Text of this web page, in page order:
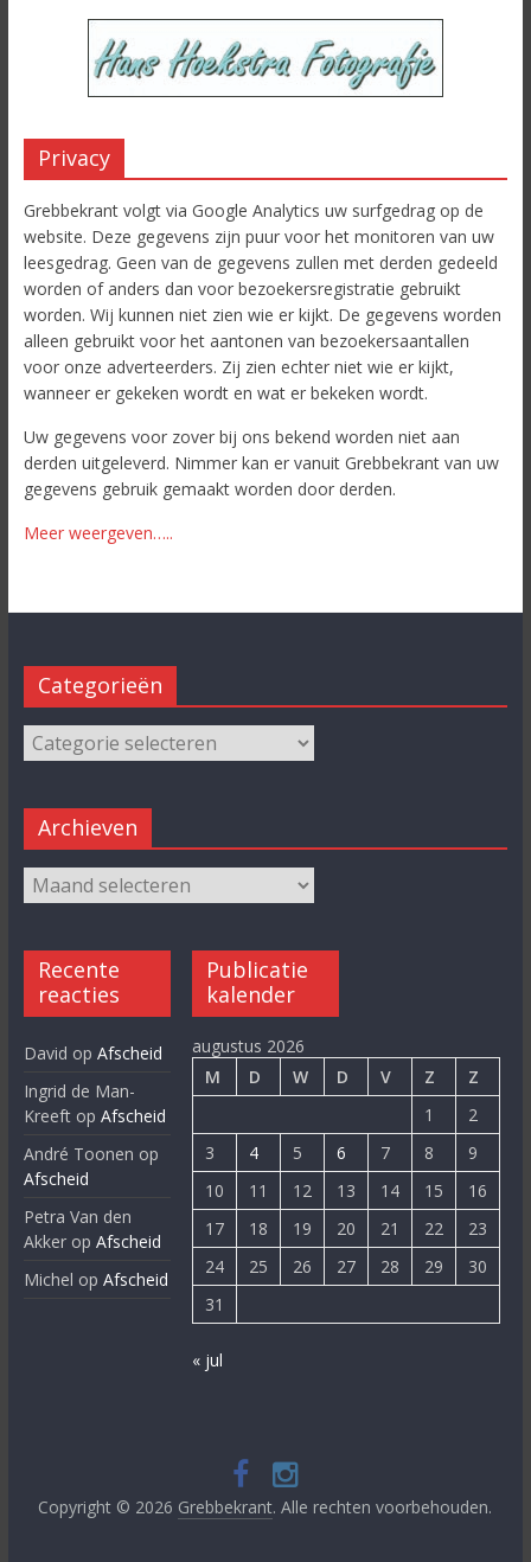
Privacy
Grebbekrant volgt via Google Analytics uw surfgedrag op de
website. Deze gegevens zijn puur voor het monitoren van uw
leesgedrag. Geen van de gegevens zullen met derden gedeeld
worden of anders dan voor bezoekersregistratie gebruikt
worden. Wij kunnen niet zien wie er kijkt. De gegevens worden
alleen gebruikt voor het aantonen van bezoekersaantallen
voor onze adverteerders. Zij zien echter niet wie er kijkt,
wanneer er gekeken wordt en wat er bekeken wordt.
Uw gegevens voor zover bij ons bekend worden niet aan
derden uitgeleverd. Nimmer kan er vanuit Grebbekrant van uw
gegevens gebruik gemaakt worden door derden.
Meer weergeven…..
Categorieën
Archieven
Recente
reacties
David op Afscheid
Ingrid de Man-
Kreeftop Afscheid
André Toonen op
Afscheid
Petra Van den
Akkerop Afscheid
Michel op Afscheid
Publicatie
kalender
augustus 2026
M
D W D V Z
Z
1
2
3
4 5 6 7 8
9
10
11 12 13 14 15
16
17
18 19 20 21 22
23
24
25 26 27 28 29
30
31
« jul
Copyright © 2026 Grebbekrant. Alle rechten voorbehouden.